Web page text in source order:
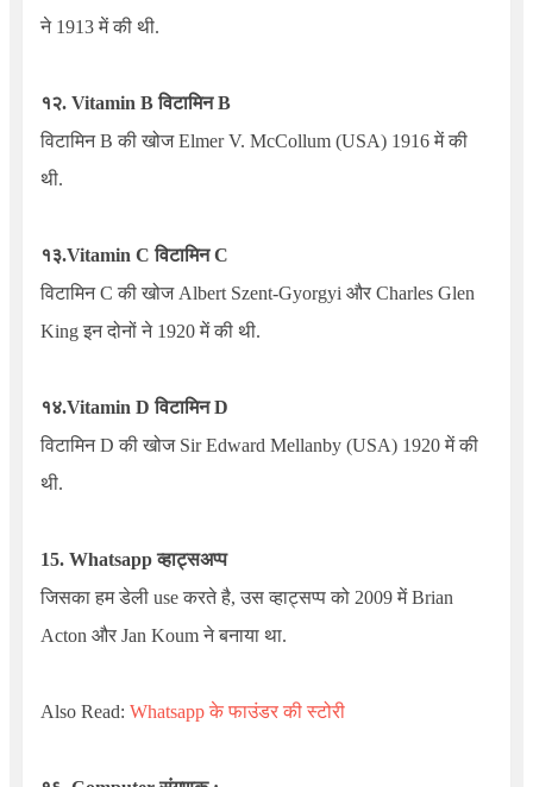
ने 1913 में की थी.
१२. Vitamin Bविटामिन B
विटामिन B की खोजElmer V. McCollum (USA) 1916 में की
थी.
१३.Vitamin C विटामिन C
विटामिन C की खोज Albert Szent-Gyorgyi और Charles Glen
Kingइन दोनों ने 1920 में की थी.
१४.Vitamin Dविटामिन D
विटामिन D की खोज Sir Edward Mellanby (USA)1920 में की
थी.
15. Whatsappव्हाट्सअप्प
जिसका हम डेली use करते है, उस व्हाट्सप्प को 2009 मेंBrian
Acton और Jan Koumने बनाया था.
Also Read: Whatsapp के फाउंडर की स्टोरी